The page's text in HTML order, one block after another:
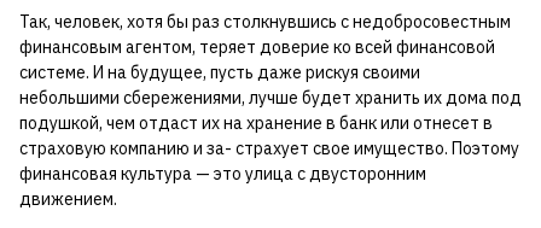
Так, человек, хотя бы раз столкнувшись с недобросовестным
финансовым агентом, теряет доверие ко всей финансовой
системе. И на будущее, пусть даже рискуя своими
небольшими сбережениями, лучше будет хранить их дома под
подушкой, чем отдаст их на хранение в банк или отнесет в
страховую компанию и за- страхует свое имущество. Поэтому
финансовая культура — это улица с двусторонним
движением.